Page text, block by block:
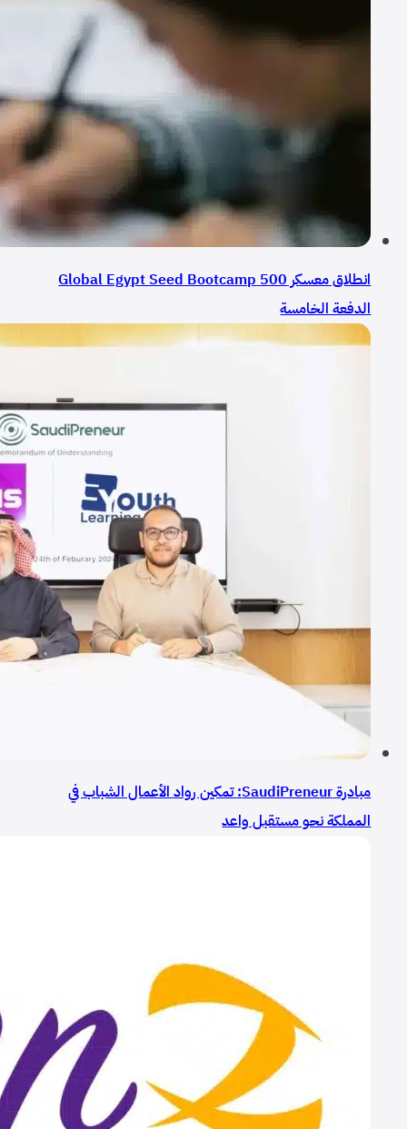
انطلاق معسكر 500 Global Egypt Seed Bootcamp
الدفعة الخامسة
مبادرة SaudiPreneur: تمكين رواد الأعمال الشباب في
المملكة نحو مستقبل واعد